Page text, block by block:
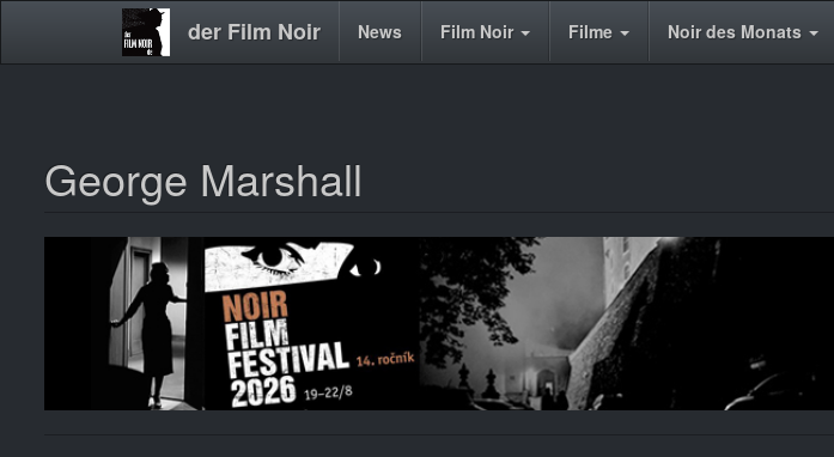
der Film Noir
Main News Film Noir Filme Noir des Monats
George Marshall